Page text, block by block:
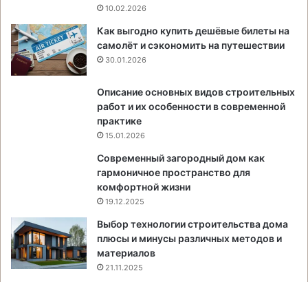
10.02.2026
Как выгодно купить дешёвые билеты на
самолёт и сэкономить на путешествии
30.01.2026
Описание основных видов строительных
работ и их особенности в современной
практике
15.01.2026
Современный загородный дом как
гармоничное пространство для
комфортной жизни
19.12.2025
Выбор технологии строительства дома
плюсы и минусы различных методов и
материалов
21.11.2025